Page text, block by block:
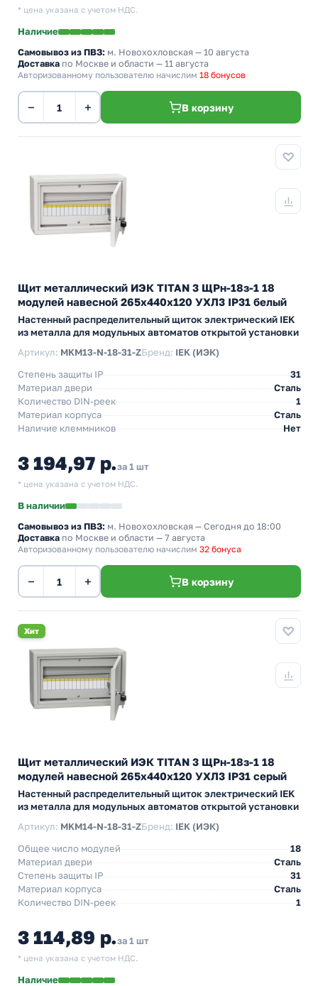
* цена указана с учетом НДС.
Наличие
Самовывоз из ПВЗ: м. Новохохловская — 10 августа
Доставка по Москве и области — 11 августа
Авторизованному пользователю начислим 18 бонусов
− + В корзину
Щит металлический ИЭК TITAN 3 ЩРн-18з-1 18
модулей навесной 265х440х120 УХЛ3 IP31 белый
Настенный распределительный щиток электрический IEK
из металла для модульных автоматов открытой установки
Артикул: MKM13-N-18-31-ZБренд: IEK (ИЭК)
Степень защиты IP
31
Материал двери
Сталь
Количество DIN-реек
1
Материал корпуса
Сталь
Наличие клеммников
Нет
3 194,97 р.за 1 шт
* цена указана с учетом НДС.
В наличии
Самовывоз из ПВЗ: м. Новохохловская — Сегодня до 18:00
Доставка по Москве и области — 7 августа
Авторизованному пользователю начислим 32 бонуса
− + В корзину
Хит
Щит металлический ИЭК TITAN 3 ЩРн-18з-1 18
модулей навесной 265х440х120 УХЛ3 IP31 серый
Настенный распределительный щиток электрический IEK
из металла для модульных автоматов открытой установки
Артикул: MKM14-N-18-31-ZБренд: IEK (ИЭК)
Общее число модулей
18
Материал двери
Сталь
Степень защиты IP
31
Материал корпуса
Сталь
Количество DIN-реек
1
3 114,89 р.за 1 шт
* цена указана с учетом НДС.
Наличие